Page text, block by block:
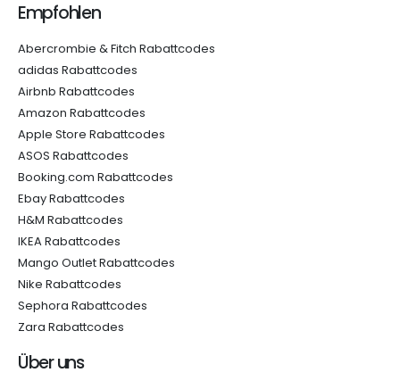
Empfohlen
Abercrombie & Fitch Rabattcodes
adidas Rabattcodes
Airbnb Rabattcodes
Amazon Rabattcodes
Apple Store Rabattcodes
ASOS Rabattcodes
Booking.com Rabattcodes
Ebay Rabattcodes
H&M Rabattcodes
IKEA Rabattcodes
Mango Outlet Rabattcodes
Nike Rabattcodes
Sephora Rabattcodes
Zara Rabattcodes
Über uns